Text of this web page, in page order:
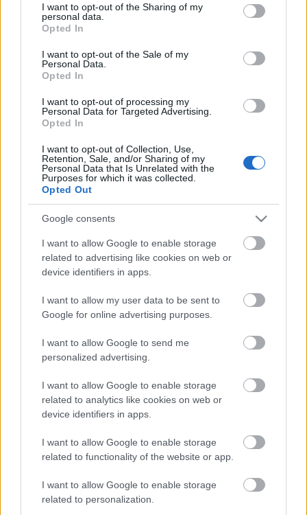
not limited to your visit or usage behaviour. You may click to
grant or deny consent to Google and its third-party tags to
use your data for below specified purposes in below Google
consent section.
I want to opt-out of the Sharing of my
personal data.
Opted In
I want to opt-out of the Sale of my
Personal Data.
Opted In
I want to opt-out of processing my
Personal Data for Targeted Advertising.
Opted In
I want to opt-out of Collection, Use,
Retention, Sale, and/or Sharing of my
Personal Data that Is Unrelated with the
Purposes for which it was collected.
Opted Out
Google consents
I want to allow Google to enable storage
related to advertising like cookies on web or
device identifiers in apps.
I want to allow my user data to be sent to
Google for online advertising purposes.
I want to allow Google to send me
personalized advertising.
I want to allow Google to enable storage
related to analytics like cookies on web or
device identifiers in apps.
I want to allow Google to enable storage
related to functionality of the website or app.
I want to allow Google to enable storage
related to personalization.
szúnyoginvázió elkerülésében
HIRDETÉS
Közös gyakorlatot tartottak Nógrád és
Pest területi védelmi bizottságai
Amire többmillióan vártunk: szombattól
másodfokúra csökken a riasztás
5 gyönyörű tó Nógrád megyében